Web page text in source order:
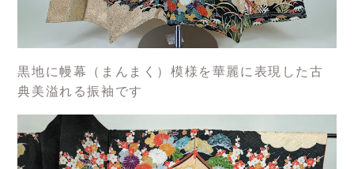
黒地に幔幕（まんまく）模様を華麗に表現した古
典美溢れる振袖です